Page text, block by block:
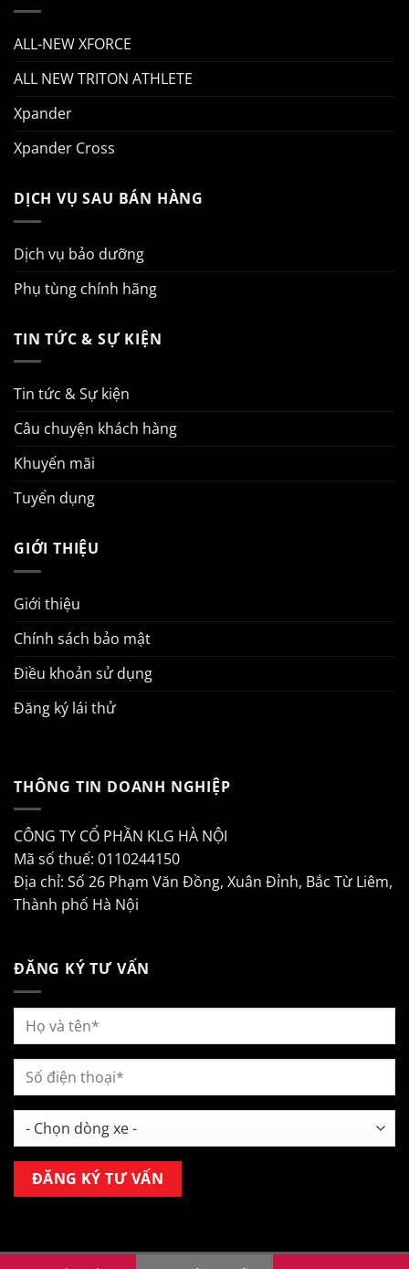
ALL-NEW XFORCE
ALL NEW TRITON ATHLETE
Xpander
Xpander Cross
DỊCH VỤ SAU BÁN HÀNG
Dịch vụ bảo dưỡng
Phụ tùng chính hãng
TIN TỨC & SỰ KIỆN
Tin tức & Sự kiện
Câu chuyện khách hàng
Khuyến mãi
Tuyển dụng
GIỚI THIỆU
Giới thiệu
Chính sách bảo mật
Điều khoản sử dụng
Đăng ký lái thử
THÔNG TIN DOANH NGHIỆP
CÔNG TY CỔ PHẦN KLG HÀ NỘI
Mã số thuế: 0110244150
Địa chỉ: Số 26 Phạm Văn Đồng, Xuân Đỉnh, Bắc Từ Liêm,
Thành phố Hà Nội
ĐĂNG KÝ TƯ VẤN